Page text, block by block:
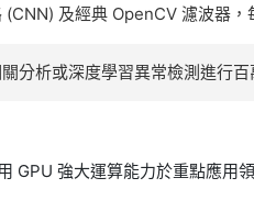
(CNN) 及經典 OpenCV 濾波器，
分析或深度學習異常檢測進行
GPU 強大運算能力於重點應用